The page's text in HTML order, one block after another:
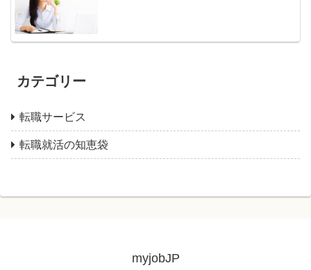
カテゴリー
転職サービス
転職就活の知恵袋
myjobJP